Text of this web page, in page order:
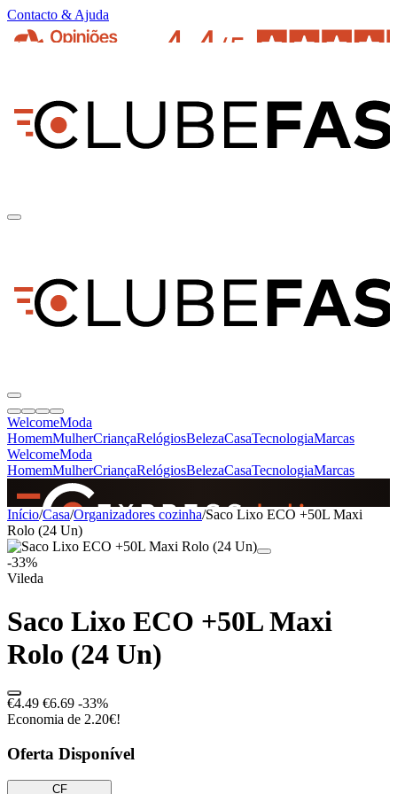
Contacto & Ajuda
WelcomeModa
HomemMulherCriançaRelógiosBelezaCasaTecnologiaMarcas
WelcomeModa
HomemMulherCriançaRelógiosBelezaCasaTecnologiaMarcas
SINCE 2005
+de 36.000 reviews
Início/Casa/Organizadores cozinha/Saco Lixo ECO +50L Maxi
Rolo (24 Un)
-33%
Vileda
Saco Lixo ECO +50L Maxi
Rolo (24 Un)
€4.49 €6.69 -33%
Economia de 2.20€!
Oferta Disponível
CF